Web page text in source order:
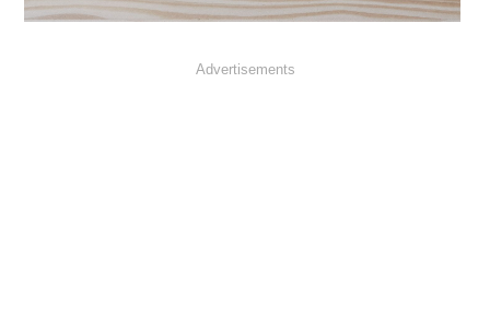
Advertisements